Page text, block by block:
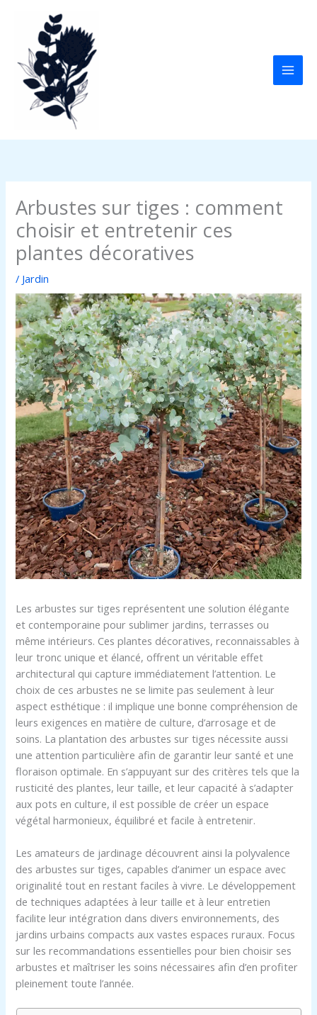
Arbustes sur tiges : comment
choisir et entretenir ces
plantes décoratives
/ Jardin
Les arbustes sur tiges représentent une solution élégante
et contemporaine pour sublimer jardins, terrasses ou
même intérieurs. Ces plantes décoratives, reconnaissables à
leur tronc unique et élancé, offrent un véritable effet
architectural qui capture immédiatement l’attention. Le
choix de ces arbustes ne se limite pas seulement à leur
aspect esthétique : il implique une bonne compréhension de
leurs exigences en matière de culture, d’arrosage et de
soins. La plantation des arbustes sur tiges nécessite aussi
une attention particulière afin de garantir leur santé et une
floraison optimale. En s’appuyant sur des critères tels que la
rusticité des plantes, leur taille, et leur capacité à s’adapter
aux pots en culture, il est possible de créer un espace
végétal harmonieux, équilibré et facile à entretenir.
Les amateurs de jardinage découvrent ainsi la polyvalence
des arbustes sur tiges, capables d’animer un espace avec
originalité tout en restant faciles à vivre. Le développement
de techniques adaptées à leur taille et à leur entretien
facilite leur intégration dans divers environnements, des
jardins urbains compacts aux vastes espaces ruraux. Focus
sur les recommandations essentielles pour bien choisir ses
arbustes et maîtriser les soins nécessaires afin d’en profiter
pleinement toute l’année.